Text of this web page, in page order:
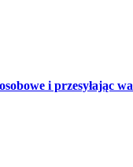
i przesyłając